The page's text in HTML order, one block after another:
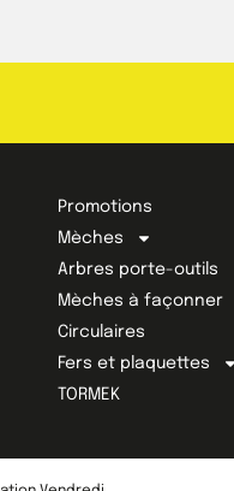
Promotions
Mèches
Arbres porte-outils
Mèches à façonner
Circulaires
Fers et plaquettes
TORMEK